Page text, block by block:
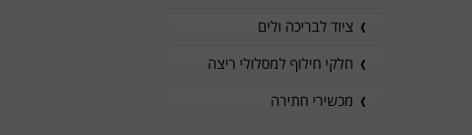
ציוד לבריכה ולים
חלקי חילוף למסלולי ריצה
מכשירי חתירה